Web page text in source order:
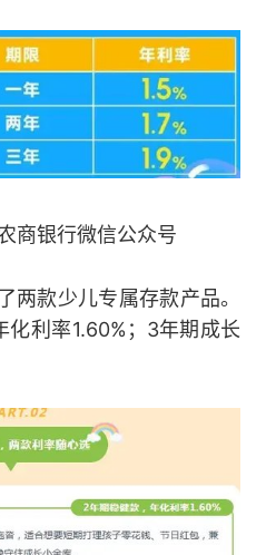
银行微信公众号
两款少儿专属存款产品。
利率1.60%；3年期成长